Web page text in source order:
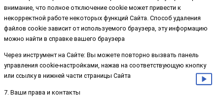
внимание, что полное отключение cookie может привести к
некорректной работе некоторых функций Сайта. Способ удаления
файлов cookie зависит от используемого браузера, эту информацию
можно найти в справке вашего браузера
Через инструмент на Сайте: Вы можете повторно вызвать панель
управления cookie-настройками, нажав на соответствующую кнопку
или ссылку в нижней части страницы Сайта
7. Ваши права и контакты